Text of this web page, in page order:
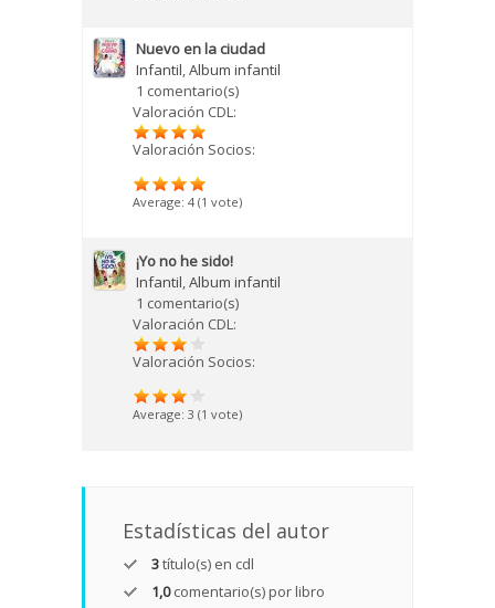
Nuevo en la ciudad
Infantil,Album infantil
1 comentario(s)
Valoración CDL:
Valoración Socios:
Average: 4 (1 vote)
¡Yo no he sido!
Infantil,Album infantil
1 comentario(s)
Valoración CDL:
Valoración Socios:
Average: 3 (1 vote)
Estadísticas del autor
3título(s) en cdl
1,0comentario(s) por libro